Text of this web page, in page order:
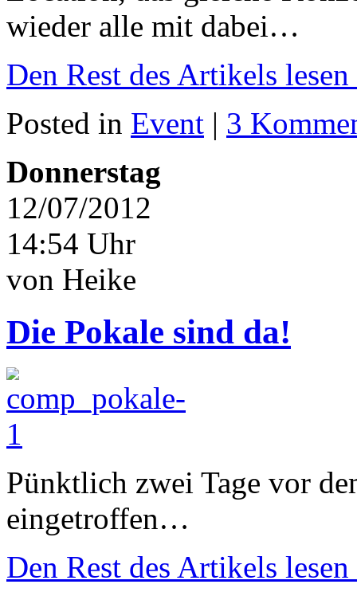
wieder alle mit dabei…
Den Rest des Artikels lesen
Posted in Event | 3
Donnerstag
12/07/2012
14:54 Uhr
von Heike
Die Pokale sind da!
Pünktlich zwei Tage vor
eingetroffen…
Den Rest des Artikels lesen